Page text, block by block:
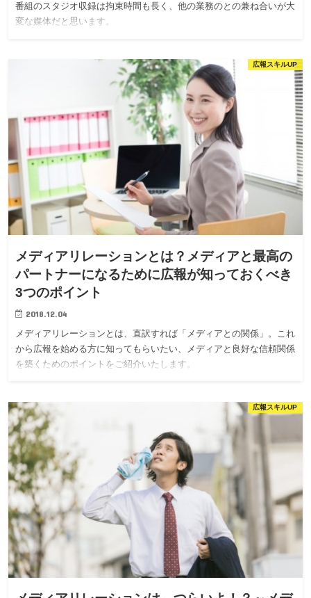
番組のスタジオ収録は拘束時間も長く、他の業務のとの兼ね合いが大
変な媒体だと思います。
広報スキルUP
メディアリレーションとは？メディアと最高の
パートナーになるために広報が知っておくべき
3つのポイント
2018.12.04
メディアリレーションとは、直訳すれば「メディアとの関係」。これ
から広報を始める方に知ってもらいたい、メディアと良好な信頼関係
を築くためのポイントをご紹介いたします。
広報スキルUP